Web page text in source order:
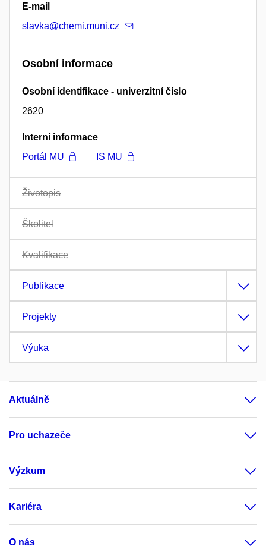
E-mail
slavka@chemi.muni.cz
Osobní informace
Osobní identifikace - univerzitní číslo
2620
Interní informace
Portál MU
IS MU
Životopis
Školitel
Kvalifikace
Publikace
Projekty
Výuka
Aktuálně
Pro uchazeče
Výzkum
Kariéra
O nás